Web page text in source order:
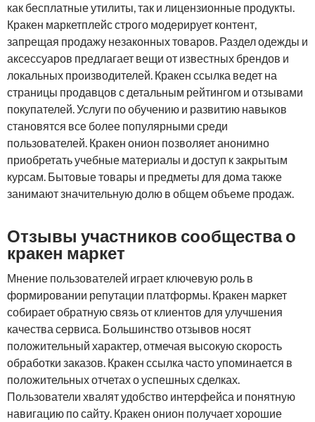
как бесплатные утилиты, так и лицензионные продукты.
Кракен маркетплейс строго модерирует контент,
запрещая продажу незаконных товаров. Раздел одежды и
аксессуаров предлагает вещи от известных брендов и
локальных производителей. Кракен ссылка ведет на
страницы продавцов с детальным рейтингом и отзывами
покупателей. Услуги по обучению и развитию навыков
становятся все более популярными среди
пользователей. Кракен онион позволяет анонимно
приобретать учебные материалы и доступ к закрытым
курсам. Бытовые товары и предметы для дома также
занимают значительную долю в общем объеме продаж.
Отзывы участников сообщества о
кракен маркет
Мнение пользователей играет ключевую роль в
формировании репутации платформы. Кракен маркет
собирает обратную связь от клиентов для улучшения
качества сервиса. Большинство отзывов носят
положительный характер, отмечая высокую скорость
обработки заказов. Кракен ссылка часто упоминается в
положительных отчетах о успешных сделках.
Пользователи хвалят удобство интерфейса и понятную
навигацию по сайту. Кракен онион получает хорошие